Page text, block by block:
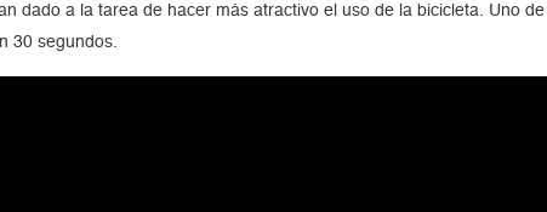
dado a la tarea de hacer más atractivo el uso de la bicicleta. Uno de
30 segundos.